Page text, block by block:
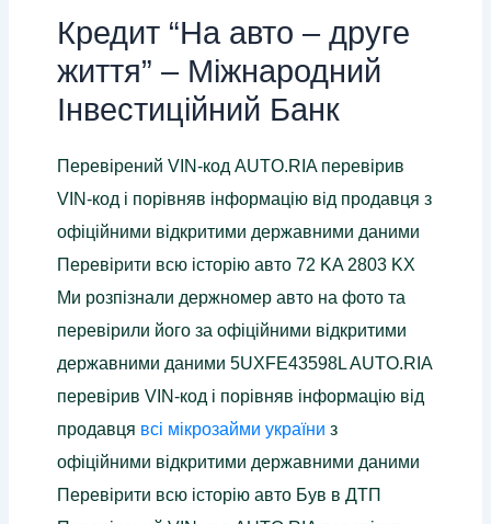
Кредит “На авто – друге
життя” – Міжнародний
Інвестиційний Банк
Перевірений VIN-код AUTO.RIA перевірив
VIN-код і порівняв інформацію від продавця з
офіційними відкритими державними даними
Перевірити всю історію авто 72 KA 2803 KX
Ми розпізнали держномер авто на фото та
перевірили його за офіційними відкритими
державними даними 5UXFE43598L AUTO.RIA
перевірив VIN-код і порівняв інформацію від
продавця всі мікрозайми україни з
офіційними відкритими державними даними
Перевірити всю історію авто Був в ДТП